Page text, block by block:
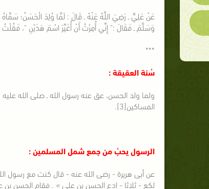
وَسَلَّمَ ـ فَقَالَ :" إِنِّي أُمِرْتُ أَنْ أُغَيِّرَ اسْمَ هَذَيْنِ "، فَقُلْتُ
***
سُنة العقيقة :
ولما ولد الحسن، عق عنه رسول الله ـ صلى الله
المساكين[3].
الرسول يحبُ من جمع شمل المسلمين :
عن أبى هريرة - رضى الله عنه - قال كنت مع رسول